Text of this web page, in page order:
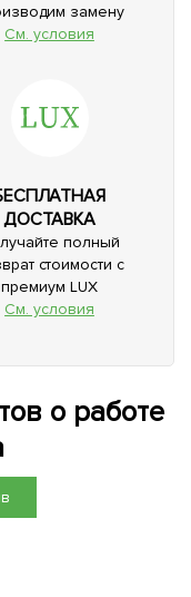
замену
См. условия
ДОСТАВКА
полный
стоимости с
премиум LUX
См. условия
о работе